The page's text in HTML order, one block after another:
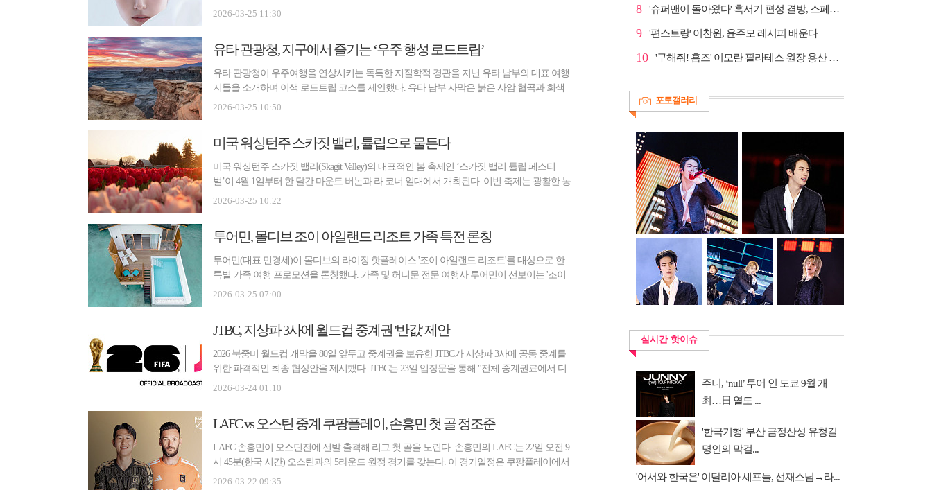
무...
2026-03-25 11:30
유타 관광청, 지구에서 즐기는 ‘우주 행성 로드트립’
유타 관광청이 우주여행을 연상시키는 독특한 지질학적 경관을 지닌 유타 남부의 대표 여행
지들을 소개하며 이색 로드트립 코스를 제안했다. 유타 남부 사막은 붉은 사암 협곡과 회색
셰일 ...
2026-03-25 10:50
미국 워싱턴주 스카짓 밸리, 튤립으로 물든다
미국 워싱턴주 스카짓 밸리(Skagit Valley)의 대표적인 봄 축제인 ‘스카짓 밸리 튤립 페스티
벌’이 4월 1일부터 한 달간 마운트 버논과 라 코너 일대에서 개최된다. 이번 축제는 광활한 농
경...
2026-03-25 10:22
투어민, 몰디브 조이 아일랜드 리조트 가족 특전 론칭
투어민(대표 민경세)이 몰디브의 라이징 핫플레이스 '조이 아일랜드 리조트'를 대상으로 한
특별 가족 여행 프로모션을 론칭했다. 가족 및 허니문 전문 여행사 투어민이 선보이는 '조이
아일...
2026-03-25 07:00
JTBC, 지상파 3사에 월드컵 중계권 '반값' 제안
2026 북중미 월드컵 개막을 80일 앞두고 중계권을 보유한 JTBC가 지상파 3사에 공동 중계를
위한 파격적인 최종 협상안을 제시했다. JTBC는 23일 입장문을 통해 "전체 중계권료에서 디
지털 ...
2026-03-24 01:10
LAFC vs 오스틴 중계 쿠팡플레이, 손흥민 첫 골 정조준
LAFC 손흥민이 오스틴전에 선발 출격해 리그 첫 골을 노린다. 손흥민의 LAFC는 22일 오전 9
시 45분(한국 시간) 오스틴과의 5라운드 원정 경기를 갖는다. 이 경기일정은 쿠팡플레이에서
중계...
2026-03-22 09:35
8 '슈퍼맨이 돌아왔다' 혹서기 편성 결방, 스페셜 방송
9 '편스토랑' 이찬원, 윤주모 레시피 배운다
10 '구해줘! 홈즈' 이모란 필라테스 원장 용산 아파트 방...
포토갤러리
실시간 핫이슈
주니, ‘null’ 투어 인 도쿄 9월 개
최…日 열도 ...
'한국기행' 부산 금정산성 유청길
명인의 막걸...
'어서와 한국은' 이탈리아 셰프들, 선재스님→라...